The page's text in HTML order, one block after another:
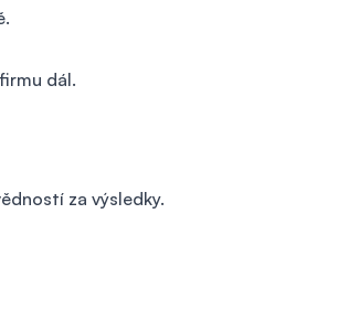
dál.
za výsledky.